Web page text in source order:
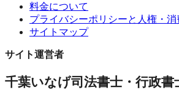
料金について
プライバシーポリシーと人権・
サイトマップ
サイト運営者
千葉いなげ司法書士・行政書